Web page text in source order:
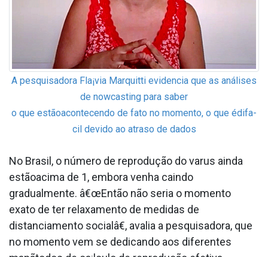
A pesquisadora Fla¡via Marquitti evidencia que as análises
de nowcasting para saber
o que estãoacontecendo de fato no momento, o que édifa­
cil devido ao atraso de dados
No Brasil, o número de reprodução do va­rus ainda
estãoacima de 1, embora venha caindo
gradualmente. â€œEntão não seria o momento
exato de ter relaxamento de medidas de
distanciamento socialâ€, avalia a pesquisadora, que
no momento vem se dedicando aos diferentes